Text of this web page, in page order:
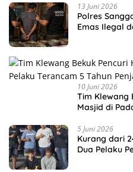
13 Juni 2026
Polres
Emas Ilegal
10 Juni 2026
Tim Klewang
Masjid di
5 Juni 2026
Kurang dari
Dua Pelaku